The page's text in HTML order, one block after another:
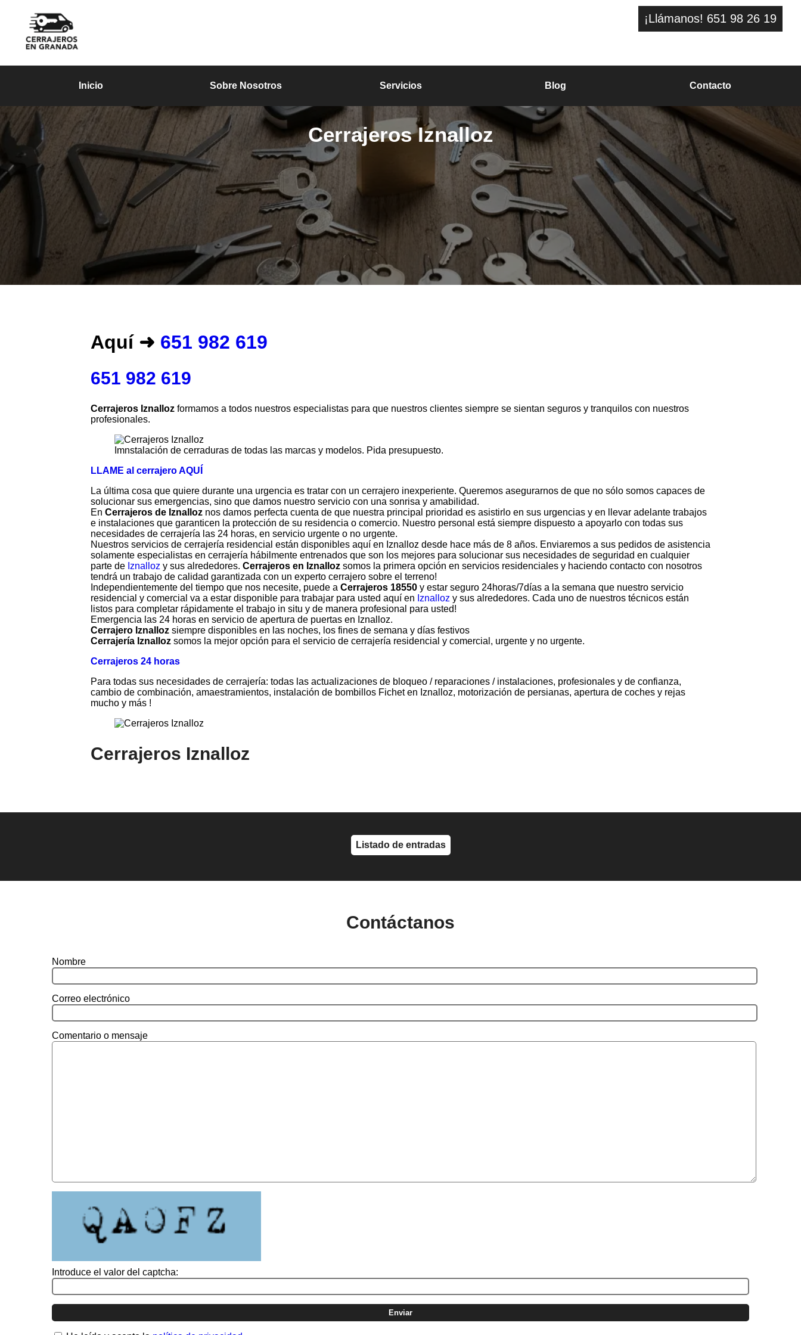
¡Llámanos! 651 98 26 19
Inicio Sobre Nosotros Servicios Blog Contacto
Cerrajeros Iznalloz
Aquí ➜ 651 982 619
651 982 619
Cerrajeros Iznalloz formamos a todos nuestros especialistas para que nuestros clientes siempre se sientan seguros y tranquilos con nuestros
profesionales.
Imnstalación de cerraduras de todas las marcas y modelos. Pida presupuesto.
LLAME al cerrajero AQUÍ
La última cosa que quiere durante una urgencia es tratar con un cerrajero inexperiente. Queremos asegurarnos de que no sólo somos capaces de
solucionar sus emergencias, sino que damos nuestro servicio con una sonrisa y amabilidad.
En Cerrajeros de Iznalloz nos damos perfecta cuenta de que nuestra principal prioridad es asistirlo en sus urgencias y en llevar adelante trabajos
e instalaciones que garanticen la protección de su residencia o comercio. Nuestro personal está siempre dispuesto a apoyarlo con todas sus
necesidades de cerrajería las 24 horas, en servicio urgente o no urgente.
Nuestros servicios de cerrajería residencial están disponibles aquí en Iznalloz desde hace más de 8 años. Enviaremos a sus pedidos de asistencia
solamente especialistas en cerrajería hábilmente entrenados que son los mejores para solucionar sus necesidades de seguridad en cualquier
parte de Iznalloz y sus alrededores. Cerrajeros en Iznalloz somos la primera opción en servicios residenciales y haciendo contacto con nosotros
tendrá un trabajo de calidad garantizada con un experto cerrajero sobre el terreno!
Independientemente del tiempo que nos necesite, puede a Cerrajeros 18550 y estar seguro 24horas/7días a la semana que nuestro servicio
residencial y comercial va a estar disponible para trabajar para usted aquí en Iznalloz y sus alrededores. Cada uno de nuestros técnicos están
listos para completar rápidamente el trabajo in situ y de manera profesional para usted!
Emergencia las 24 horas en servicio de apertura de puertas en Iznalloz.
Cerrajero Iznalloz siempre disponibles en las noches, los fines de semana y días festivos
Cerrajería Iznalloz somos la mejor opción para el servicio de cerrajería residencial y comercial, urgente y no urgente.
Cerrajeros 24 horas
Para todas sus necesidades de cerrajería: todas las actualizaciones de bloqueo / reparaciones / instalaciones, profesionales y de confianza,
cambio de combinación, amaestramientos, instalación de bombillos Fichet en Iznalloz, motorización de persianas, apertura de coches y rejas
mucho y más !
Cerrajeros Iznalloz
Listado de entradas
Contáctanos
Nombre
Correo electrónico
Comentario o mensaje
Introduce el valor del captcha: